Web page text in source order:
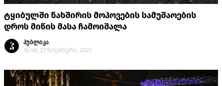
ტყიბულში ნახშირის მოპოვების სამუშაოების
დროს მიწის მასა ჩამოიშალა
პუბლიკა
16:08, 27 ნოემბერი, 2021